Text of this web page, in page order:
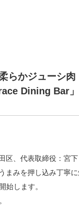
らかジューシ
Dining Bar
区、代表取締役：宮
まみを押し込み丁寧
始します。